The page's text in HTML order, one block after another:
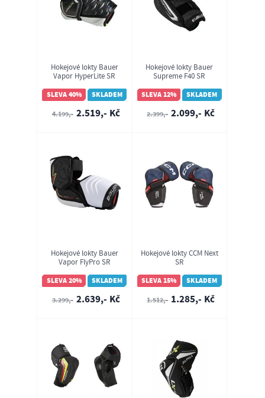
Hokejové lokty Bauer
Vapor HyperLite SR
SLEVA 40%
SKLADEM
4.199,- 2.519,- Kč
Hokejové lokty Bauer
Supreme F40 SR
SLEVA 12%
SKLADEM
2.399,- 2.099,- Kč
Hokejové lokty Bauer
Vapor FlyPro SR
SLEVA 20%
SKLADEM
3.299,- 2.639,- Kč
Hokejové lokty CCM Next
SR
SLEVA 15%
SKLADEM
1.512,- 1.285,- Kč